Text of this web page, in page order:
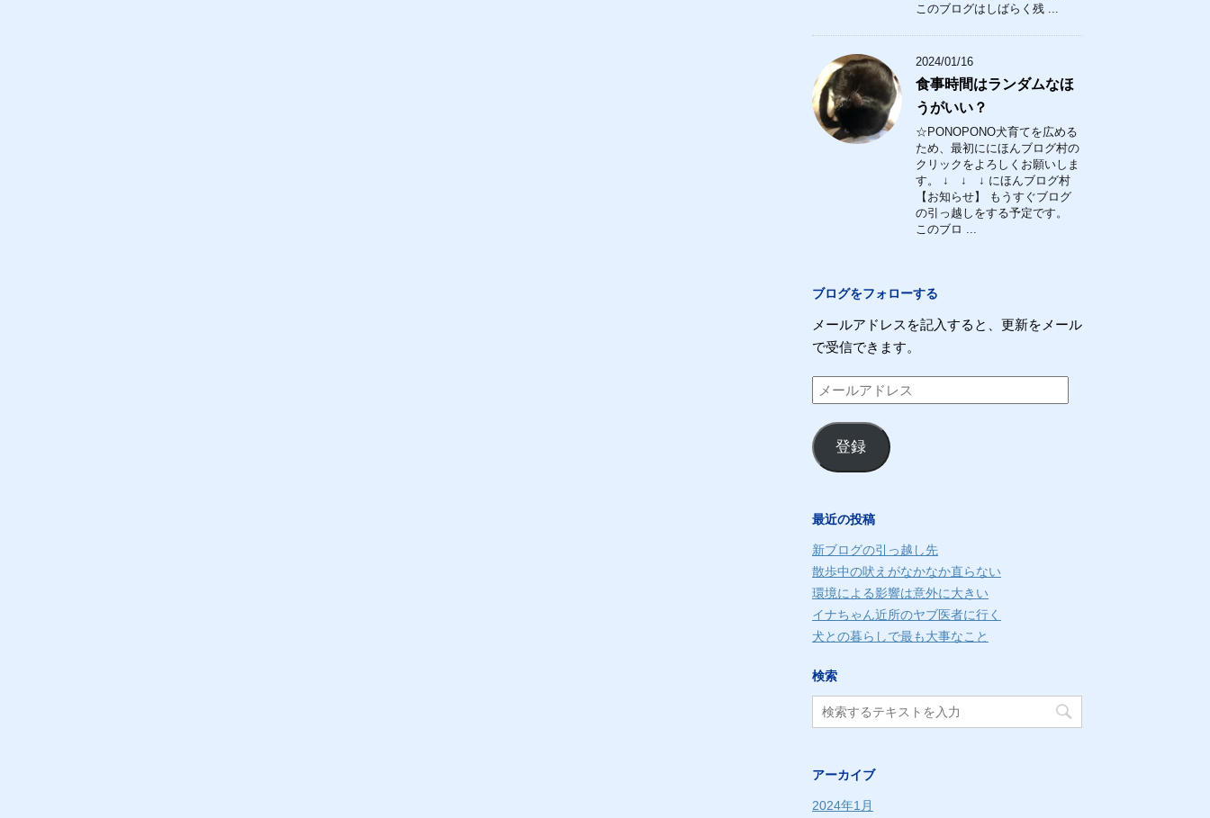
このブログはしばらく残 ...
2024/01/16
食事時間はランダムなほ
うがいい？
☆PONOPONO犬育てを広める
ため、最初ににほんブログ村の
クリックをよろしくお願いしま
す。 ↓ ↓ ↓ にほんブログ村
【お知らせ】 もうすぐブログ
の引っ越しをする予定です。
このブロ ...
ブログをフォローする
メールアドレスを記入すると、更新をメール
で受信できます。
メ
ー
ル
ア
ス
登録
最近の投稿
新ブログの引っ越し先
散歩中の吠えがなかなか直らない
環境による影響は意外に大きい
イナちゃん近所のヤブ医者に行く
犬との暮らしで最も大事なこと
検索
アーカイブ
2024年1月